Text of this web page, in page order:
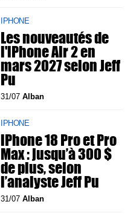
IPHONE
Les nouveautés de
l'iPhone Air 2 en
mars 2027 selon Jeff
Pu
31/07Alban
IPHONE
iPhone 18 Pro et Pro
Max : jusqu’à 300 $
de plus, selon
l’analyste Jeff Pu
31/07Alban